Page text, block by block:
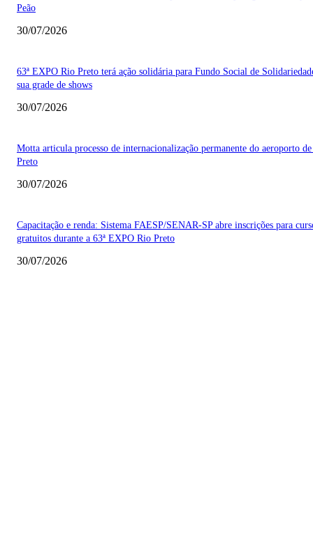
Peão
30/07/2026
63ª EXPO Rio Preto terá ação solidária para Fundo Social de
sua grade de shows
30/07/2026
Motta articula processo de internacionalização permanente do aeroporto
Preto
30/07/2026
Capacitação e renda: Sistema FAESP/SENAR-SP abre inscrições para
gratuitos durante a 63ª EXPO Rio Preto
30/07/2026